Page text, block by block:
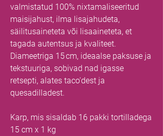
valmistatud 100% nixtamaliseeritud
maisijahust, ilma lisajahudeta,
säilitusaineteta või lisaaineteta, et
tagada autentsus ja kvaliteet.
Diameetriga 15 cm, ideaalse paksuse ja
tekstuuriga, sobivad nad igasse
retsepti, alates taco'dest ja
quesadilladest.
Karp, mis sisaldab 16 pakki tortilladega
15 cm x 1 kg